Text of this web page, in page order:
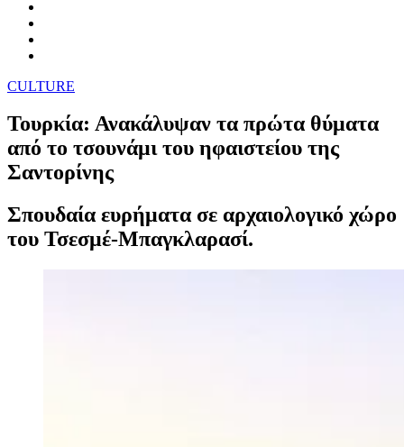
CULTURE
Τουρκία: Ανακάλυψαν τα πρώτα θύματα
από το τσουνάμι του ηφαιστείου της
Σαντορίνης
Σπουδαία ευρήματα σε αρχαιολογικό χώρο
του Τσεσμέ-Μπαγκλαρασί.